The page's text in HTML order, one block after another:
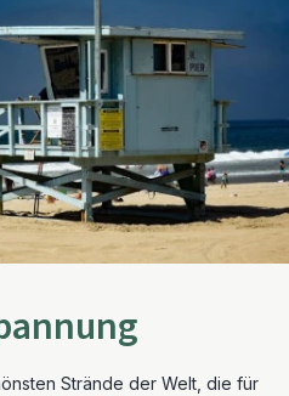
Strände der Welt, die für